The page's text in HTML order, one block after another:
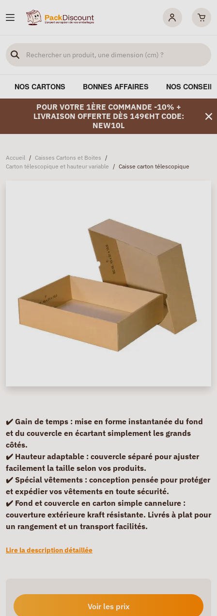
NOS CARTONS BONNES AFFAIRES NOS
POUR VOTRE 1ÈRE COMMANDE -10% +
LIVRAISON OFFERTE DÈS 149€HT CODE:
NEW10L
Accueil / Caisses Cartons et Boites /
Carton télescopique et hauteur variable / Caisse carton télescopique
✔️ Gain de temps : mise en forme instantanée du fond
et du couvercle en écartant simplement les grands
côtés.
✔️ Hauteur adaptable : couvercle séparé pour ajuster
facilement la taille selon vos produits.
✔️ Spécial vêtements : conception pensée pour protéger
et expédier vos vêtements en toute sécurité.
✔️ Fond et couvercle en carton simple cannelure :
couverture extérieure kraft résistante. Livrés à plat pour
un rangement et un transport facilités.
Lire la description détaillée
Voir les prix